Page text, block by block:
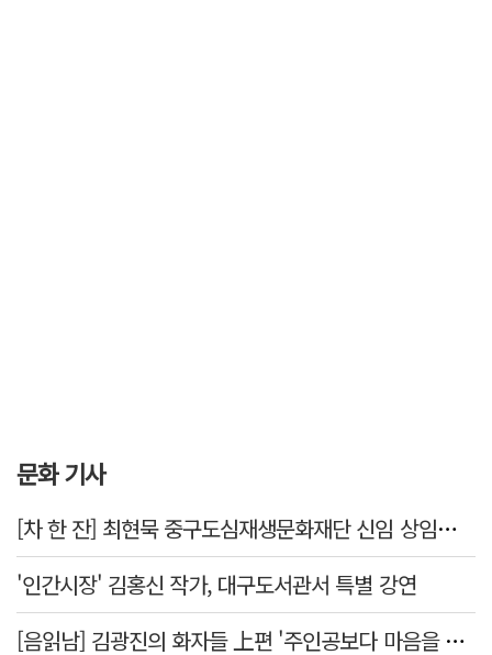
문화 기사
[차 한 잔] 최현묵 중구도심재생문화재단 신임 상임이사 "서문시장·경상감영 등 지역 자원 활용…문화의 일상화"
'인간시장' 김홍신 작가, 대구도서관서 특별 강연
[음읽남] 김광진의 화자들 上편 '주인공보다 마음을 쓴 사람'